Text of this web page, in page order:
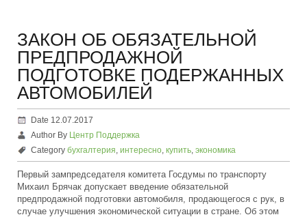
ЗАКОН ОБ ОБЯЗАТЕЛЬНОЙ
ПРЕДПРОДАЖНОЙ
ПОДГОТОВКЕ ПОДЕРЖАННЫХ
АВТОМОБИЛЕЙ
Date 12.07.2017
Author By Центр Поддержка
Category бухгалтерия интересно купить экономика
Первый зампредседателя комитета Госдумы по транспорту
Михаил Брячак допускает введение обязательной
предпродажной подготовки автомобиля, продающегося с рук, в
случае улучшения экономической ситуации в стране. Об этом